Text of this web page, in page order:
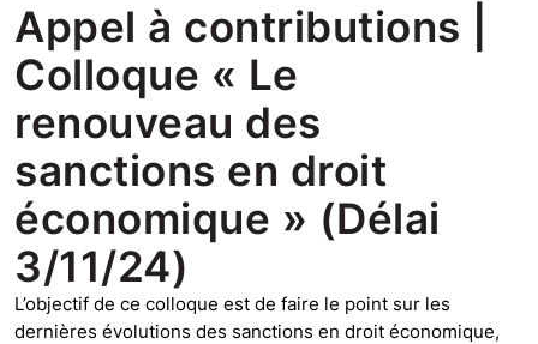
Appel à contributions |
Colloque « Le
renouveau des
sanctions en droit
économique » (Délai
3/11/24)
L’objectif de ce colloque est de faire le point sur les
dernières évolutions des sanctions en droit économique,